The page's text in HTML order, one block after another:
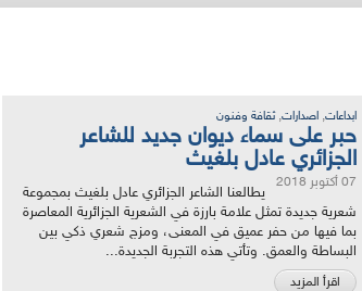
ابداعات, اصدارات,ثقافة وفنون
حبر على سماء ديوان جديد للشاعر
الجزائري عادل بلغيث
07 أكتوبر 2018
يطالعنا الشاعر الجزائري عادل بلغيث بمجموعة
شعرية جديدة تمثل علامة بارزة في الشعرية الجزائرية المعاصرة
بما فيها من حفر عميق في المعنى، ومزج شعري ذكي بين
البساطة والعمق. وتأتي هذه التجربة الجديدة...
اقرأ المزيد